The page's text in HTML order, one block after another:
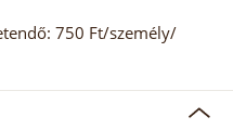
750 Ft/személy/